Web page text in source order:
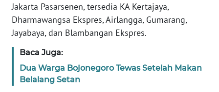
Jakarta Pasarsenen, tersedia KA Kertajaya,
Dharmawangsa Ekspres, Airlangga, Gumarang,
Jayabaya, dan Blambangan Ekspres.
Baca Juga:
Dua Warga Bojonegoro Tewas Setelah Makan
Belalang Setan
WN
KEPRI
WN
PAPUA